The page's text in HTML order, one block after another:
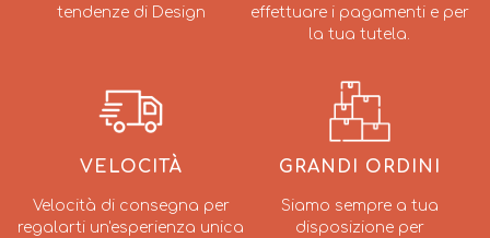
tendenze di Design
effettuare i pagamenti e per
la tua tutela.
VELOCITÀ
Velocità di consegna per
regalarti un'esperienza unica
GRANDI ORDINI
Siamo sempre a tua
disposizione per